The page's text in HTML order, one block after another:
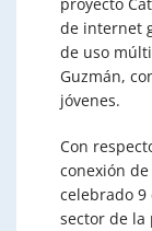
de internet
de uso
Guzmán,
jóvenes.
Con
conexión
celebrado
sector de la